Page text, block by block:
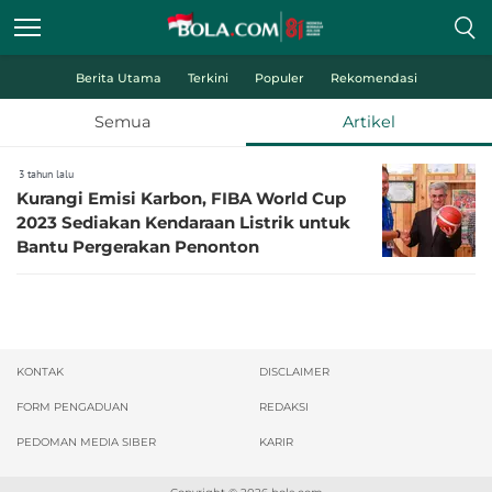
Berita Utama Terkini Populer Rekomendasi
Semua Artikel
3 tahun lalu
Kurangi Emisi Karbon, FIBA World Cup
2023 Sediakan Kendaraan Listrik untuk
Bantu Pergerakan Penonton
KONTAK DISCLAIMER
FORM PENGADUAN REDAKSI
PEDOMAN MEDIA SIBER KARIR